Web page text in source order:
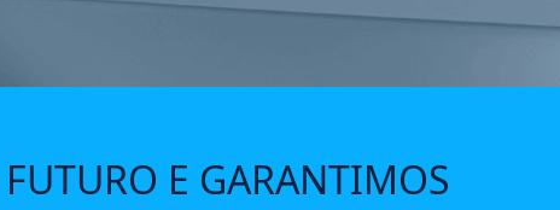
E GARANTIMOS